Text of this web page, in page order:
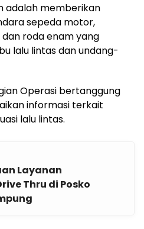
adalah memberikan
sepeda motor,
roda enam yang
lalu lintas dan undang-
Operasi bertanggung
informasi terkait
lalu lintas.
Layanan
Thru di Posko